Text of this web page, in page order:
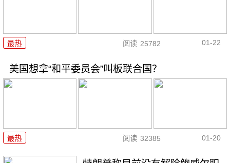
最热 阅读 25782 01-22
美国想拿“和平委员会”叫板联合国？
最热 阅读 32385 01-20